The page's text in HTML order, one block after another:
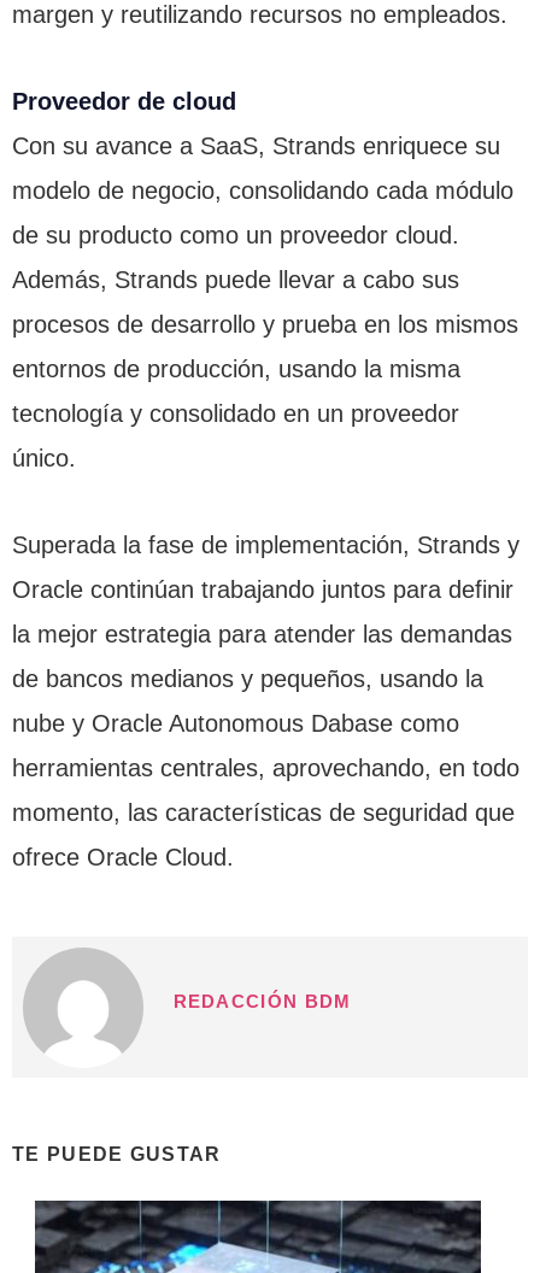
margen y reutilizando recursos no empleados.
Proveedor de cloud
Con su avance a SaaS, Strands enriquece su
modelo de negocio, consolidando cada módulo
de su producto como un proveedor cloud.
Además, Strands puede llevar a cabo sus
procesos de desarrollo y prueba en los mismos
entornos de producción, usando la misma
tecnología y consolidado en un proveedor
único.
Superada la fase de implementación, Strands y
Oracle continúan trabajando juntos para definir
la mejor estrategia para atender las demandas
de bancos medianos y pequeños, usando la
nube y Oracle Autonomous Dabase como
herramientas centrales, aprovechando, en todo
momento, las características de seguridad que
ofrece Oracle Cloud.
REDACCIÓN BDM
TE PUEDE GUSTAR